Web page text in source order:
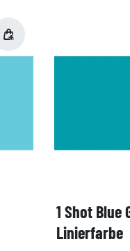
1 Shot Blue
Linierfarbe